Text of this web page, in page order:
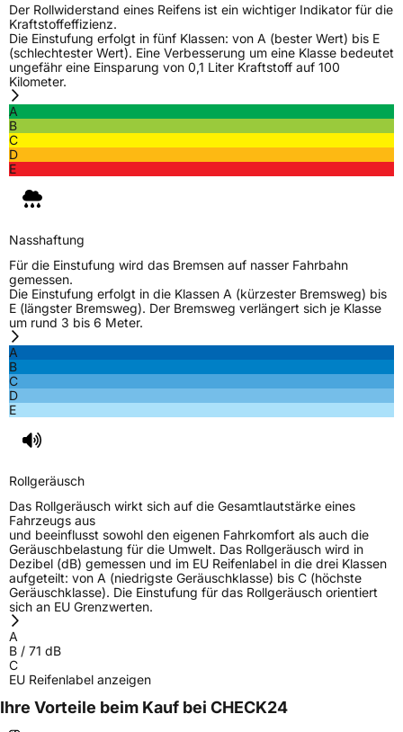
Der Rollwiderstand eines Reifens ist ein wichtiger Indikator für die
Kraftstoffeffizienz.
Die Einstufung erfolgt in fünf Klassen: von A (bester Wert) bis E
(schlechtester Wert). Eine Verbesserung um eine Klasse bedeutet
ungefähr eine Einsparung von 0,1 Liter Kraftstoff auf 100
Kilometer.
A
B
C
D
E
Nasshaftung
Für die Einstufung wird das Bremsen auf nasser Fahrbahn
gemessen.
Die Einstufung erfolgt in die Klassen A (kürzester Bremsweg) bis
E (längster Bremsweg). Der Bremsweg verlängert sich je Klasse
um rund 3 bis 6 Meter.
A
B
C
D
E
Rollgeräusch
Das Rollgeräusch wirkt sich auf die Gesamtlautstärke eines
Fahrzeugs aus
und beeinflusst sowohl den eigenen Fahrkomfort als auch die
Geräuschbelastung für die Umwelt. Das Rollgeräusch wird in
Dezibel (dB) gemessen und im EU Reifenlabel in die drei Klassen
aufgeteilt: von A (niedrigste Geräuschklasse) bis C (höchste
Geräuschklasse). Die Einstufung für das Rollgeräusch orientiert
sich an EU Grenzwerten.
A
B / 71 dB
C
EU Reifenlabel anzeigen
Ihre Vorteile beim Kauf bei CHECK24